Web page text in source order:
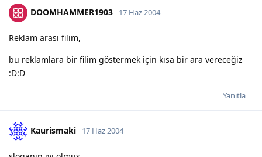
DOOMHAMMER1903 17 Haz 2004
Reklam arası filim,
bu reklamlara bir filim göstermek için kısa bir ara vereceğiz
:D:D
Yanıtla
Kaurismaki 17 Haz 2004